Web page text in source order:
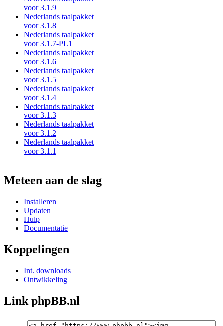
voor 3.1.9
Nederlands taalpakket
voor 3.1.8
Nederlands taalpakket
voor 3.1.7-PL1
Nederlands taalpakket
voor 3.1.6
Nederlands taalpakket
voor 3.1.5
Nederlands taalpakket
voor 3.1.4
Nederlands taalpakket
voor 3.1.3
Nederlands taalpakket
voor 3.1.2
Nederlands taalpakket
voor 3.1.1
Meteen aan de slag
Installeren
Updaten
Hulp
Documentatie
Koppelingen
Int. downloads
Ontwikkeling
Link phpBB.nl